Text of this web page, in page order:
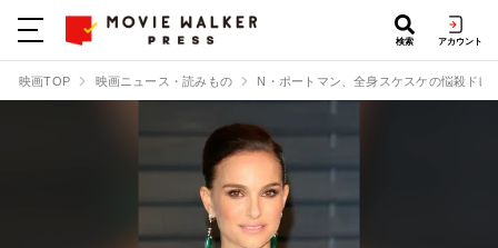
検索 アカウント
映画TOP 映画ニュース・読みもの N・ポートマン、全身スケスケの悩殺ドレ